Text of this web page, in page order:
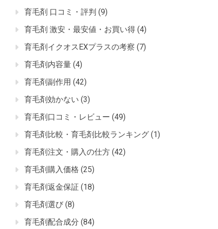
育毛剤 口コミ・評判 (9)
育毛剤 激安・最安値・お買い得 (4)
育毛剤イクオスEXプラスの考察 (7)
育毛剤内容量 (4)
育毛剤副作用 (42)
育毛剤効かない (3)
育毛剤口コミ・レビュー (49)
育毛剤比較・育毛剤比較ランキング (1)
育毛剤注文・購入の仕方 (42)
育毛剤購入価格 (25)
育毛剤返金保証 (18)
育毛剤選び (8)
育毛剤配合成分 (84)